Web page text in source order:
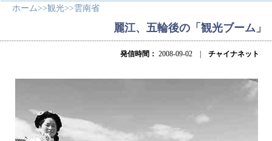
ホーム>>観光>>雲南省
麗江、五輪後の「観光ブーム」
発信時間： 2008-09-02 | チャイナネット